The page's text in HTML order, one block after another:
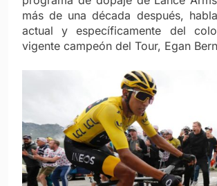
más de una década después,
actual y específicamente del
vigente campeón del Tour, Egan